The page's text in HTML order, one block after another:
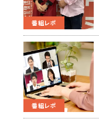
番組レポ
番組レポ